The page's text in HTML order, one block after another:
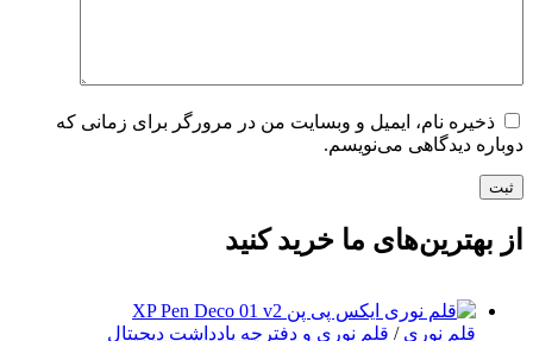
ذخیره نام، ایمیل و وبسایت من در مرورگر برای زمانی که
دوباره دیدگاهی می‌نویسم.
ثبت
از بهترین‌های ما خرید کنید
قلم نوری / قلم نوری و دفترچه یادداشت دیجیتال